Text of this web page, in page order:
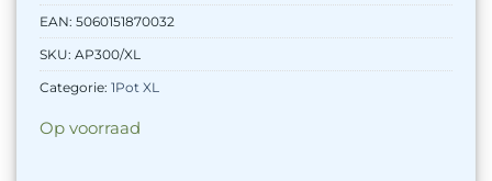
EAN: 5060151870032
SKU: AP300/XL
Categorie: 1Pot XL
Op voorraad